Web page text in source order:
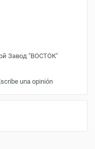
Завод "ВОСТОК"
una opinión